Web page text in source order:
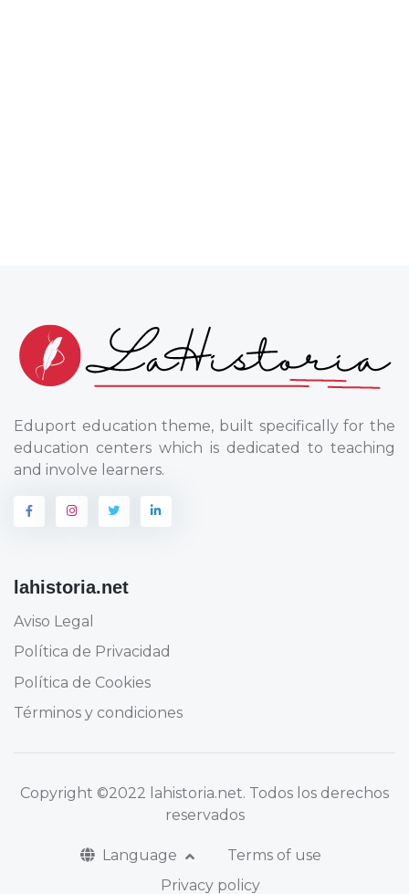
Eduport education theme, built specifically for the
education centers which is dedicated to teaching
and involve learners.
lahistoria.net
Aviso Legal
Política de Privacidad
Política de Cookies
Términos y condiciones
Copyright ©2022 lahistoria.net. Todos los derechos
reservados
Language
Terms of use
Privacy policy